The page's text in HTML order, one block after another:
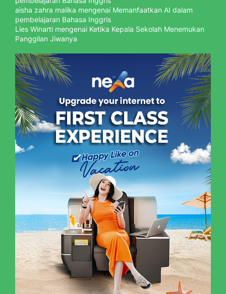
aisha zahra malika mengenai Memanfaatkan AI dalam
pembelajaran Bahasa Inggris
Lies Winarti mengenai Ketika Kepala Sekolah Menemukan
Panggilan Jiwanya